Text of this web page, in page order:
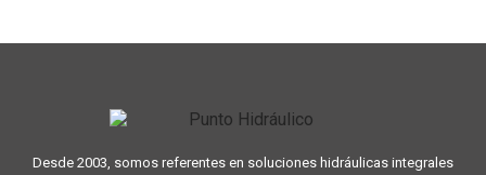
Desde 2003, somos referentes en soluciones hidráulicas integrales